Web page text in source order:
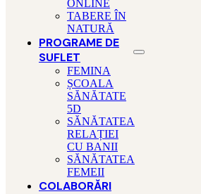
ONLINE
TABERE ÎN
NATURĂ
PROGRAME DE
SUFLET
FEMINA
ȘCOALA
SĂNĂTATE
5D
SĂNĂTATEA
RELAȚIEI
CU BANII
SĂNĂTATEA
FEMEII
COLABORĂRI